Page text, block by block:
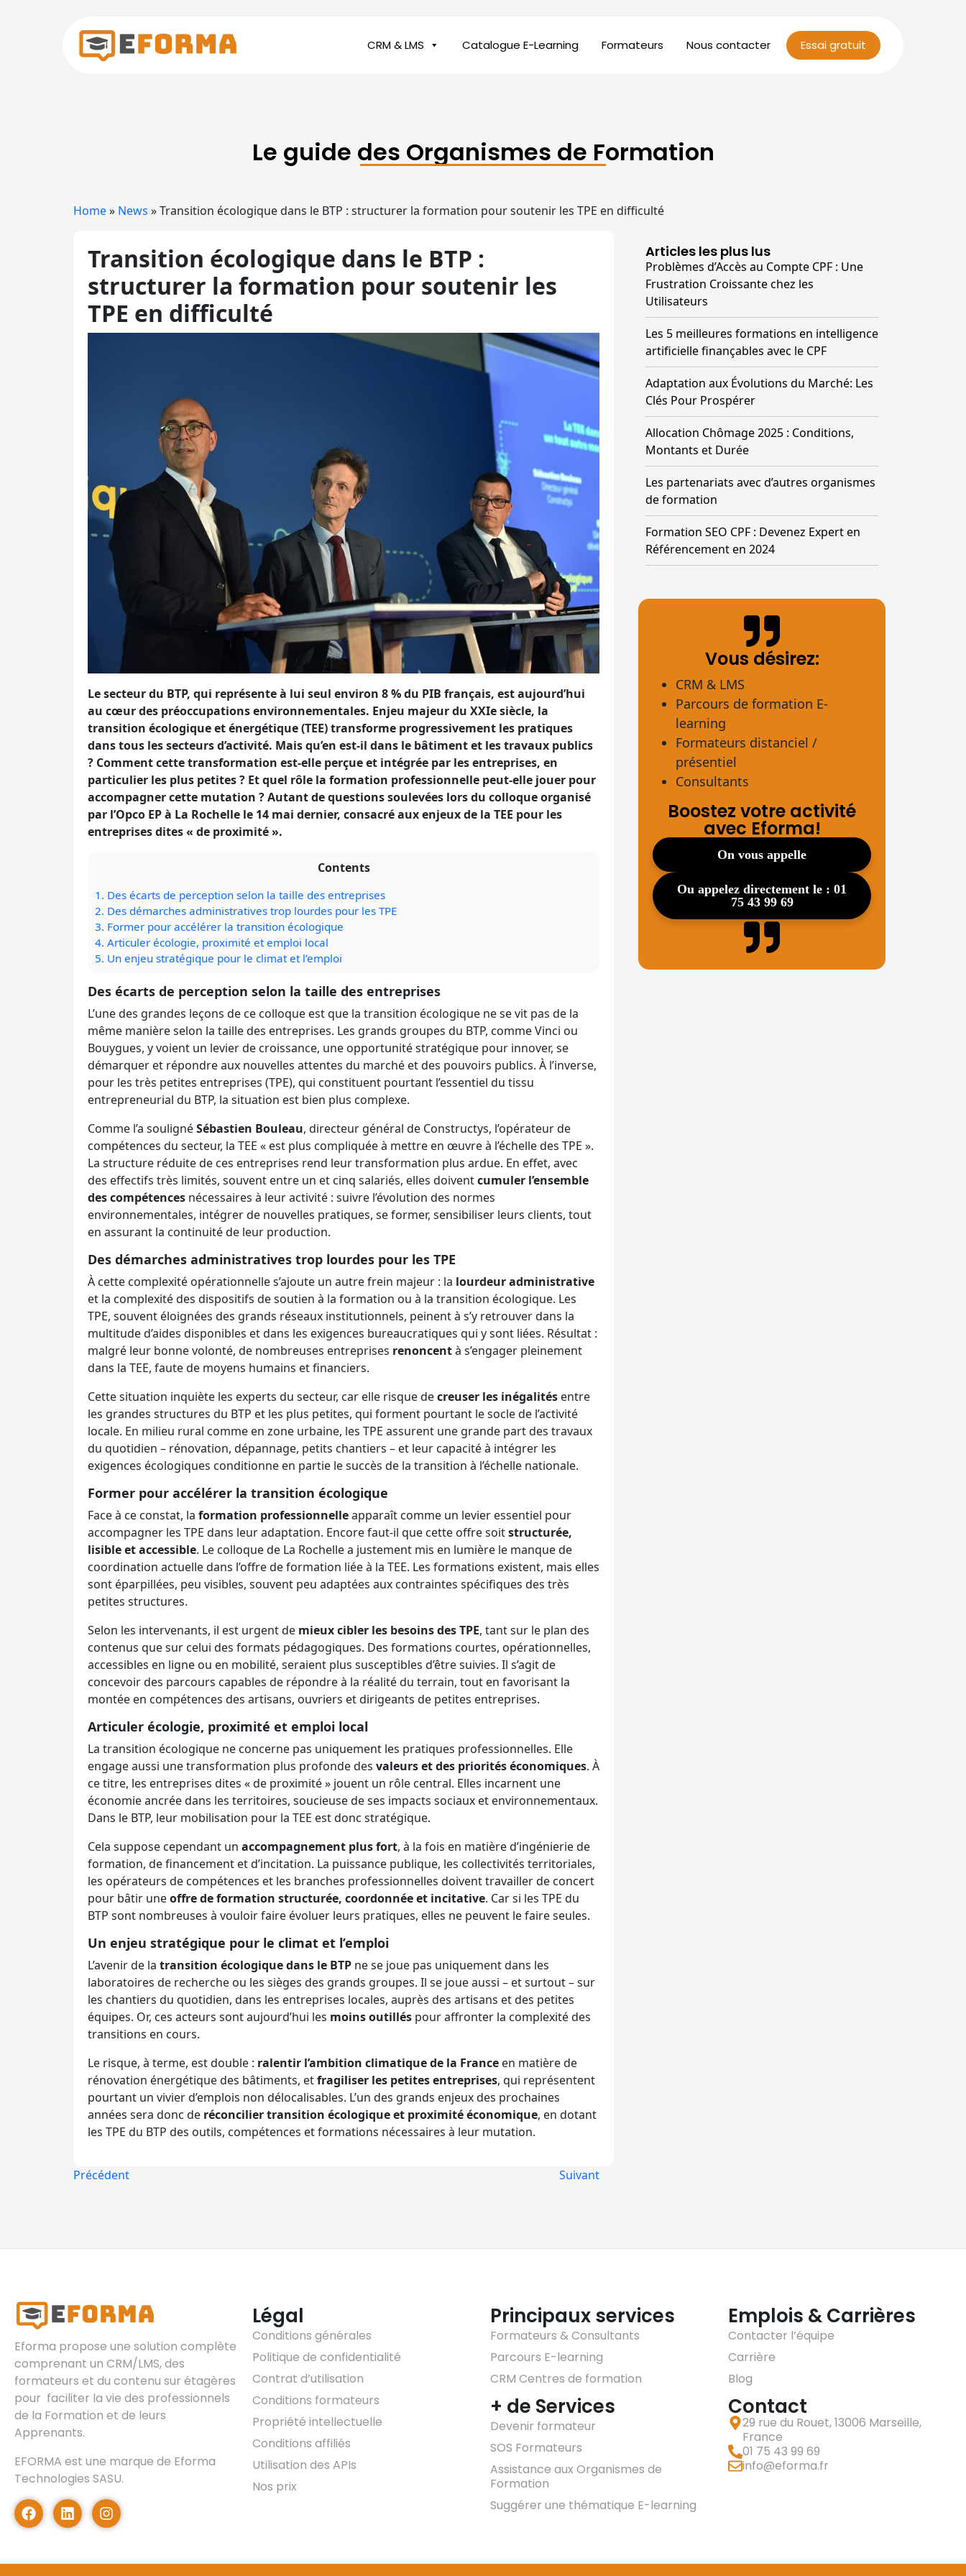
CRM & LMS Catalogue E-Learning Formateurs Nous contacter Essai gratuit
Le guide des Organismes de Formation
Home» News »Transition écologique dans le BTP : structurer la formation pour soutenir les TPE en difficulté
Transition écologique dans le BTP :
structurer la formation pour soutenir les
TPE en difficulté
Le secteur du BTP, qui représente à lui seul environ 8 % du PIB français, est aujourd’hui
au cœur des préoccupations environnementales. Enjeu majeur du XXIe siècle, la
transition écologique et énergétique (TEE) transforme progressivement les pratiques
dans tous les secteurs d’activité. Mais qu’en est-il dans le bâtiment et les travaux publics
? Comment cette transformation est-elle perçue et intégrée par les entreprises, en
particulier les plus petites ? Et quel rôle la formation professionnelle peut-elle jouer pour
accompagner cette mutation ? Autant de questions soulevées lors du colloque organisé
par l’Opco EP à La Rochelle le 14 mai dernier, consacré aux enjeux de la TEE pour les
entreprises dites « de proximité ».
Contents
1. Des écarts de perception selon la taille des entreprises
2. Des démarches administratives trop lourdes pour les TPE
3. Former pour accélérer la transition écologique
4. Articuler écologie, proximité et emploi local
5. Un enjeu stratégique pour le climat et l’emploi
Des écarts de perception selon la taille des entreprises
L’une des grandes leçons de ce colloque est que la transition écologique ne se vit pas de la
même manière selon la taille des entreprises. Les grands groupes du BTP, comme Vinci ou
Bouygues, y voient un levier de croissance, une opportunité stratégique pour innover, se
démarquer et répondre aux nouvelles attentes du marché et des pouvoirs publics. À l’inverse,
pour les très petites entreprises (TPE), qui constituent pourtant l’essentiel du tissu
entrepreneurial du BTP, la situation est bien plus complexe.
Comme l’a soulignéSébastien Bouleau, directeur général de Constructys, l’opérateur de
compétences du secteur, la TEE « est plus compliquée à mettre en œuvre à l’échelle des TPE ».
La structure réduite de ces entreprises rend leur transformation plus ardue. En effet, avec
des effectifs très limités, souvent entre un et cinq salariés, elles doiventcumuler l’ensemble
des compétences nécessaires à leur activité : suivre l’évolution des normes
environnementales, intégrer de nouvelles pratiques, se former, sensibiliser leurs clients, tout
en assurant la continuité de leur production.
Des démarches administratives trop lourdes pour les TPE
À cette complexité opérationnelle s’ajoute un autre frein majeur : la lourdeur administrative
et la complexité des dispositifs de soutien à la formation ou à la transition écologique. Les
TPE, souvent éloignées des grands réseaux institutionnels, peinent à s’y retrouver dans la
multitude d’aides disponibles et dans les exigences bureaucratiques qui y sont liées. Résultat :
malgré leur bonne volonté, de nombreuses entreprises renoncentà s’engager pleinement
dans la TEE, faute de moyens humains et financiers.
Cette situation inquiète les experts du secteur, car elle risque decreuser les inégalités entre
les grandes structures du BTP et les plus petites, qui forment pourtant le socle de l’activité
locale. En milieu rural comme en zone urbaine, les TPE assurent une grande part des travaux
du quotidien – rénovation, dépannage, petits chantiers – et leur capacité à intégrer les
exigences écologiques conditionne en partie le succès de la transition à l’échelle nationale.
Former pour accélérer la transition écologique
Face à ce constat, la formation professionnelleapparaît comme un levier essentiel pour
accompagner les TPE dans leur adaptation. Encore faut-il que cette offre soitstructurée,
lisible et accessible. Le colloque de La Rochelle a justement mis en lumière le manque de
coordination actuelle dans l’offre de formation liée à la TEE. Les formations existent, mais elles
sont éparpillées, peu visibles, souvent peu adaptées aux contraintes spécifiques des très
petites structures.
Selon les intervenants, il est urgent de mieux cibler les besoins des TPE, tant sur le plan des
contenus que sur celui des formats pédagogiques. Des formations courtes, opérationnelles,
accessibles en ligne ou en mobilité, seraient plus susceptibles d’être suivies. Il s’agit de
concevoir des parcours capables de répondre à la réalité du terrain, tout en favorisant la
montée en compétences des artisans, ouvriers et dirigeants de petites entreprises.
Articuler écologie, proximité et emploi local
La transition écologique ne concerne pas uniquement les pratiques professionnelles. Elle
engage aussi une transformation plus profonde des valeurs et des priorités économiques. À
ce titre, les entreprises dites « de proximité » jouent un rôle central. Elles incarnent une
économie ancrée dans les territoires, soucieuse de ses impacts sociaux et environnementaux.
Dans le BTP, leur mobilisation pour la TEE est donc stratégique.
Cela suppose cependant un accompagnement plus fort, à la fois en matière d’ingénierie de
formation, de financement et d’incitation. La puissance publique, les collectivités territoriales,
les opérateurs de compétences et les branches professionnelles doivent travailler de concert
pour bâtir uneoffre de formation structurée, coordonnée et incitative. Car si les TPE du
BTP sont nombreuses à vouloir faire évoluer leurs pratiques, elles ne peuvent le faire seules.
Un enjeu stratégique pour le climat et l’emploi
L’avenir de la transition écologique dans le BTP ne se joue pas uniquement dans les
laboratoires de recherche ou les sièges des grands groupes. Il se joue aussi – et surtout – sur
les chantiers du quotidien, dans les entreprises locales, auprès des artisans et des petites
équipes. Or, ces acteurs sont aujourd’hui les moins outillés pour affronter la complexité des
transitions en cours.
Le risque, à terme, est double : ralentir l’ambition climatique de la France en matière de
rénovation énergétique des bâtiments, etfragiliser les petites entreprises, qui représentent
pourtant un vivier d’emplois non délocalisables. L’un des grands enjeux des prochaines
années sera donc de réconcilier transition écologique et proximité économique, en dotant
les TPE du BTP des outils, compétences et formations nécessaires à leur mutation.
Précédent Suivant
Articles les plus lus
Problèmes d’Accès au Compte CPF : Une
Frustration Croissante chez les
Utilisateurs
Les 5 meilleures formations en intelligence
artificielle finançables avec le CPF
Adaptation aux Évolutions du Marché: Les
Clés Pour Prospérer
Allocation Chômage 2025 : Conditions,
Montants et Durée
Les partenariats avec d’autres organismes
de formation
Formation SEO CPF : Devenez Expert en
Référencement en 2024
Vous désirez:
CRM & LMS
Parcours de formation E-
learning
Formateurs distanciel /
présentiel
Consultants
Boostez votre activité
avec Eforma!
on vous appelle
ou appelez directement le : 01
75 43 99 69
Eforma propose une solution complète
comprenant un CRM/LMS, des
formateurs et du contenu sur étagères
pour faciliter la vie des professionnels
de la Formation et de leurs
Apprenants.
EFORMA est une marque de Eforma
Technologies SASU.
Légal
Conditions générales
Politique de confidentialité
Contrat d’utilisation
Conditions formateurs
Propriété intellectuelle
Conditions affiliés
Utilisation des APIs
Nos prix
Principaux services
Formateurs & Consultants
Parcours E-learning
CRM Centres de formation
+ de Services
Devenir formateur
SOS Formateurs
Assistance aux Organismes de
Formation
Suggérer une thématique E-learning
Emplois & Carrières
Contacter l’équipe
Carrière
Blog
Contact
29 rue du Rouet, 13006 Marseille,
France
01 75 43 99 69
info@eforma.fr